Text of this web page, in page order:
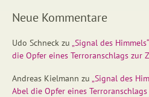
Neue Kommentare
Udo Schneck zu „Signal des
die Opfer eines Terroranschlags zur
Andreas Kielmann zu „Signal des
Abel die Opfer eines